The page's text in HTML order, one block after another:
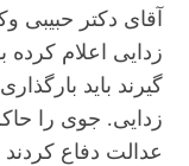
آقای دکتر حبیبی
زدایی اعلام کرده
گیرند باید
زدایی. جوی را
عدالت دفاع